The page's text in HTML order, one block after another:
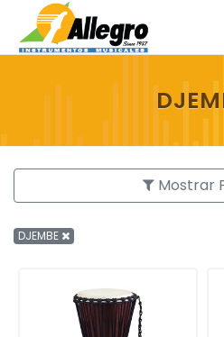
Mostrar
DJEMBE